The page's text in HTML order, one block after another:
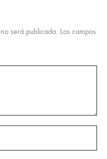
será publicada. Los campos